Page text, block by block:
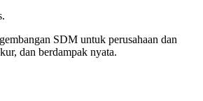
SDM untuk perusahaan dan
dan berdampak nyata.